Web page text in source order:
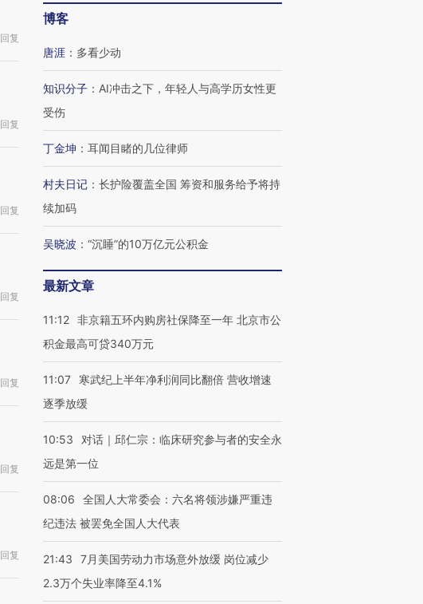
回复
回复
回复
回复
回复
回复
回复
博客
唐涯 ： 多看少动
知识分子 ： AI冲击之下，年轻人与高学历女性更
受伤
丁金坤 ： 耳闻目睹的几位律师
村夫日记 ： 长护险覆盖全国 筹资和服务给予将持
续加码
吴晓波 ： “沉睡”的10万亿元公积金
最新文章
11:12 非京籍五环内购房社保降至一年 北京市公
积金最高可贷340万元
11:07
寒武纪上半年净利润同比翻倍 营收增速
逐季放缓
10:53
对话｜邱仁宗：临床研究参与者的安全永
远是第一位
08:06
全国人大常委会：六名将领涉嫌严重违
纪违法 被罢免全国人大代表
21:43
7月美国劳动力市场意外放缓 岗位减少
2.3万个失业率降至4.1%